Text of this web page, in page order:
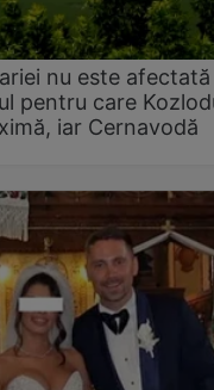
nu este
pentru care
iar Cernavodă